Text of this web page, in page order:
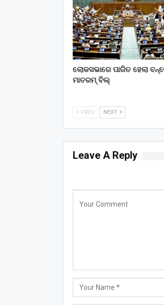
ଲୋକସଭାରେ ପାରିତ ହେଲା
ମାତରମ୍‌ ବିଲ୍‌
PREV NEXT
Leave A Reply